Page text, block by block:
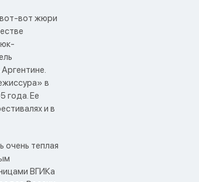
вот-вот жюри
в
года. Ее
и в
очень теплая
ВГИКа